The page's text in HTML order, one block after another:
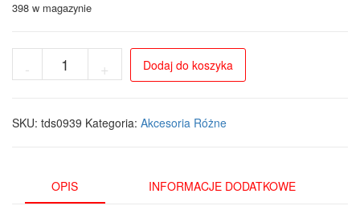
398 w magazynie
-
Metalowy
na
garażu
i
+ Dodaj do koszyka
SKU: tds0939 Kategoria: Akcesoria Różne
OPIS INFORMACJE DODATKOWE